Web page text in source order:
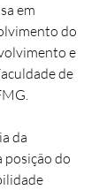
em
do
e
de
da
posição do